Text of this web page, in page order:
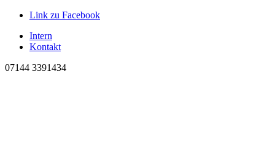
Link zu Facebook
Intern
Kontakt
07144 3391434